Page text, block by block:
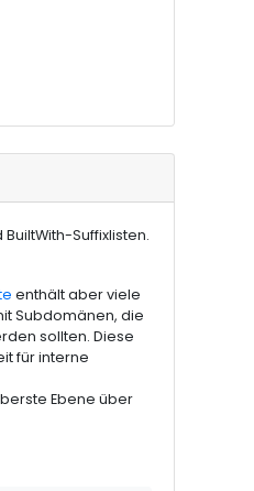
Suffixlisten.
enthält aber viele
Subdomänen, die
sollten. Diese
für interne
Ebene über